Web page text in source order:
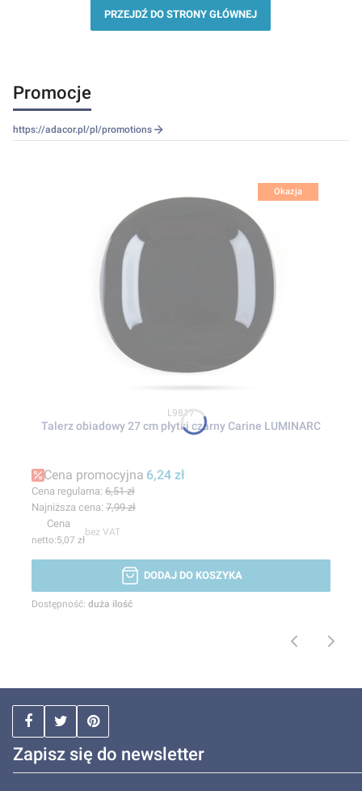
PRZEJDŹ DO STRONY GŁÓWNEJ
Promocje
https://adacor.pl/pl/promotions
Okazja
Kod produktu
L9817
Talerz obiadowy 27 cm płytki czarny Carine LUMINARC
Cena promocyjna 6,24 zł
Cena regularna: 6,51 zł
Najniższa cena: 7,99 zł
Cena
5,07 zł
bez VAT
DODAJ DO KOSZYKA
Dostępność: duża ilość
Zapisz się do newsletter